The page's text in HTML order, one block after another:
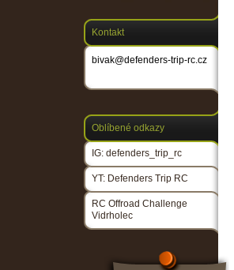
Kontakt
bivak@defenders-trip-rc.cz
Oblíbené odkazy
IG: defenders_trip_rc
YT: Defenders Trip RC
RC Offroad Challenge
Vidrholec